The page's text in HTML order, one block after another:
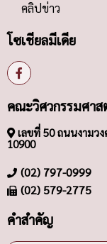
คลิปข่าว
โซเชียลมีเดีย
คณะวิศวกรรมศา
เลขที่ 50 ถนนงามวง
10900
(02) 797-0999
(02) 579-2775
คำสำคัญ